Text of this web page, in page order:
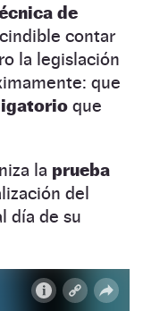
de
contar
la legislación
que
que
la prueba
del
día de su